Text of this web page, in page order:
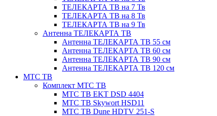
ТЕЛЕКАРТА ТВ на 7 Тв
ТЕЛЕКАРТА ТВ на 8 Тв
ТЕЛЕКАРТА ТВ на 9 Тв
Антенна ТЕЛЕКАРТА ТВ
Антенна ТЕЛЕКАРТА ТВ 55 см
Антенна ТЕЛЕКАРТА ТВ 60 см
Антенна ТЕЛЕКАРТА ТВ 90 см
Антенна ТЕЛЕКАРТА ТВ 120 см
МТС ТВ
Комплект МТС ТВ
МТС ТВ EKT DSD 4404
МТС ТВ Skywort HSD11
МТС ТВ Dune HDTV 251-S